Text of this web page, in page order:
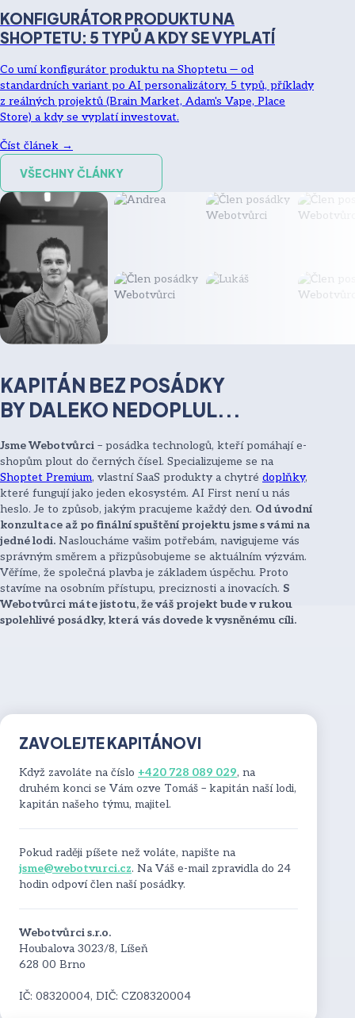
KONFIGURÁTOR PRODUKTU NA
SHOPTETU: 5 TYPŮ A KDY SE VYPLATÍ
Co umí konfigurátor produktu na Shoptetu — od
standardních variant po AI personalizátory. 5 typů, příklady
z reálných projektů (Brain Market, Adam's Vape, Place
Store) a kdy se vyplatí investovat.
Číst článek →
VŠECHNY ČLÁNKY
KAPITÁN BEZ POSÁDKY
BY DALEKO NEDOPLUL...
Jsme Webotvůrci – posádka technologů, kteří pomáhají e-
shopům plout do černých čísel. Specializujeme se na
Shoptet Premium, vlastní SaaS produkty a chytré doplňky,
které fungují jako jeden ekosystém. AI First není u nás
heslo. Je to způsob, jakým pracujeme každý den. Od úvodní
konzultace až po finální spuštění projektu jsme s vámi na
jedné lodi. Nasloucháme vašim potřebám, navigujeme vás
správným směrem a přizpůsobujeme se aktuálním výzvám.
Věříme, že společná plavba je základem úspěchu. Proto
stavíme na osobním přístupu, preciznosti a inovacích. S
Webotvůrci máte jistotu, že váš projekt bude v rukou
spolehlivé posádky, která vás dovede k vysněnému cíli.
ZAVOLEJTE KAPITÁNOVI
Když zavoláte na číslo +420 728 089 029, na
druhém konci se Vám ozve Tomáš – kapitán naší lodi,
kapitán našeho týmu, majitel.
Pokud raději píšete než voláte, napište na
jsme@webotvurci.cz. Na Váš e-mail zpravidla do 24
hodin odpoví člen naší posádky.
Webotvůrci s.r.o.
Houbalova 3023/8, Líšeň
628 00 Brno
IČ: 08320004, DIČ: CZ08320004